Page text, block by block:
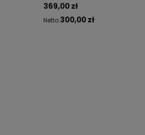
369,00 zł
Netto:300,00 zł